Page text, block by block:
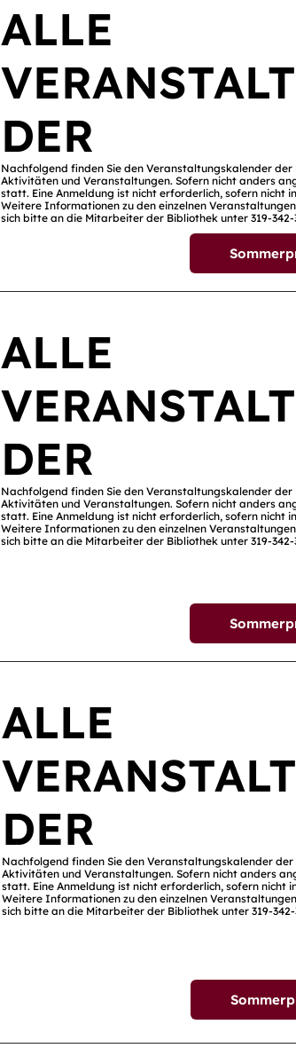
ALLE
DER
Nachfolgend finden Sie den Veranstaltungskalender
Aktivitäten und Veranstaltungen. Sofern nicht anders
statt. Eine Anmeldung ist nicht erforderlich, sofern nicht
Weitere Informationen zu den einzelnen
sich bitte an die Mitarbeiter der Bibliothek unter 319-342-
ALLE
DER
Nachfolgend finden Sie den Veranstaltungskalender
Aktivitäten und Veranstaltungen. Sofern nicht anders
statt. Eine Anmeldung ist nicht erforderlich, sofern nicht
Weitere Informationen zu den einzelnen
sich bitte an die Mitarbeiter der Bibliothek unter 319-342-
ALLE
DER
Nachfolgend finden Sie den Veranstaltungskalender
Aktivitäten und Veranstaltungen. Sofern nicht anders
statt. Eine Anmeldung ist nicht erforderlich, sofern
Weitere Informationen zu den einzelnen
sich bitte an die Mitarbeiter der Bibliothek unter 319-